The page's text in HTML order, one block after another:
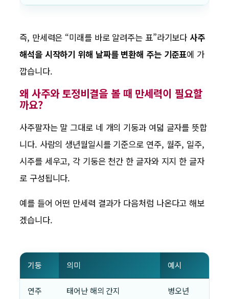
즉, 만세력은 “미래를 바로 알려주는 표”라기보다사주
해석을 시작하기 위해 날짜를 변환해 주는 기준표에 가
깝습니다.
왜 사주와 토정비결을 볼 때 만세력이 필요할
까요?
사주팔자는 말 그대로 네 개의 기둥과 여덟 글자를 뜻합
니다. 사람의 생년월일시를 기준으로 연주, 월주, 일주,
시주를 세우고, 각 기둥은 천간 한 글자와 지지 한 글자
로 구성됩니다.
예를 들어 어떤 만세력 결과가 다음처럼 나온다고 해보
겠습니다.
기둥 의미 예시
연주 태어난 해의 간지 병오년